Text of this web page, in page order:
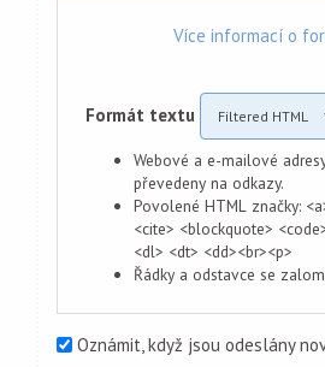
Více informací o
Formát textu
Webové a e-mailové
převedeny na odkazy.
Povolené HTML značky:
<cite> <blockquote>
<dl> <dt> <dd><br><p>
Řádky a odstavce se
Oznámit, když jsou odeslány